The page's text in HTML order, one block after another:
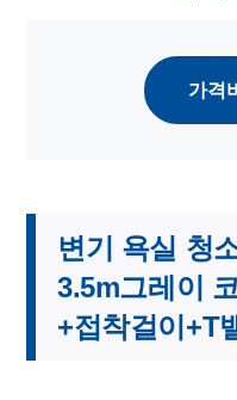
가격
변기 욕실 청
3.5m그레이
+접착걸이+T